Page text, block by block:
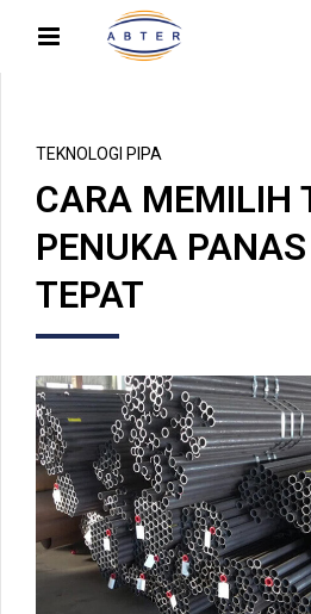
TEKNOLOGI PIPA
CARA MEMILIH
PENUKA
TEPAT